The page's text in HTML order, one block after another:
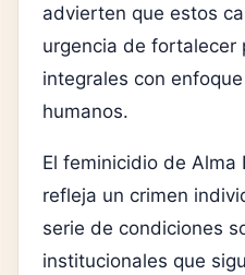
advierten que estos
urgencia de fortalecer
integrales con
humanos.
El feminicidio de Alma
refleja un crimen
serie de condiciones
institucionales que